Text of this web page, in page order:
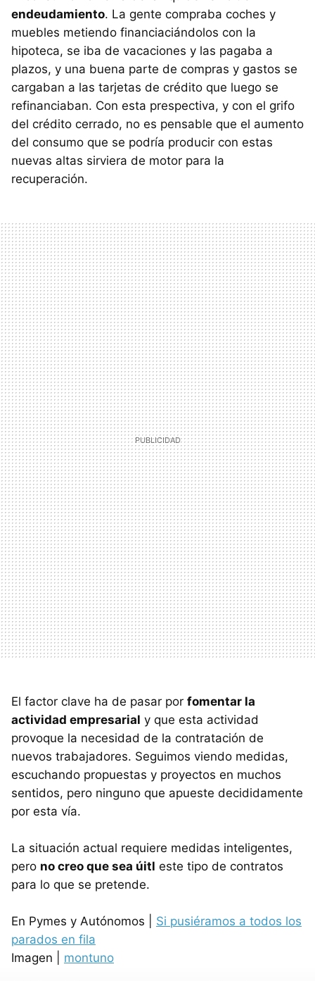
endeudamiento. La gente compraba coches y
muebles metiendo financiaciándolos con la
hipoteca, se iba de vacaciones y las pagaba a
plazos, y una buena parte de compras y gastos se
cargaban a las tarjetas de crédito que luego se
refinanciaban. Con esta prespectiva, y con el grifo
del crédito cerrado, no es pensable que el aumento
del consumo que se podría producir con estas
nuevas altas sirviera de motor para la
recuperación.
El factor clave ha de pasar por fomentar la
actividad empresarial y que esta actividad
provoque la necesidad de la contratación de
nuevos trabajadores. Seguimos viendo medidas,
escuchando propuestas y proyectos en muchos
sentidos, pero ninguno que apueste decididamente
por esta vía.
La situación actual requiere medidas inteligentes,
pero no creo que sea úitl este tipo de contratos
para lo que se pretende.
En Pymes y Autónomos | Si pusiéramos a todos los
parados en fila
Imagen | montuno